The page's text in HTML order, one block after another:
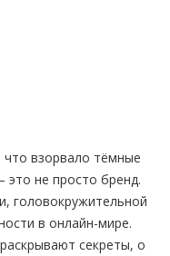
что взорвало тёмные
это не просто бренд.
головокружительной
в онлайн-мире.
секреты, о